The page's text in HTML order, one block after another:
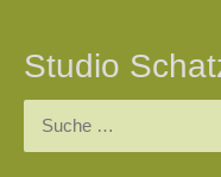
Studio